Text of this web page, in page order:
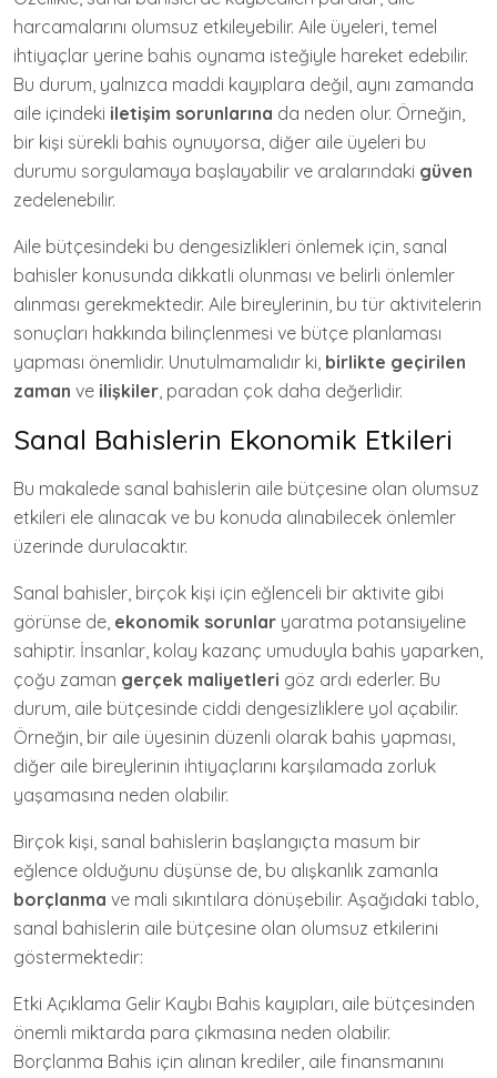
harcamalarını olumsuz etkileyebilir. Aile üyeleri, temel
ihtiyaçlar yerine bahis oynama isteğiyle hareket edebilir.
Bu durum, yalnızca maddi kayıplara değil, aynı zamanda
aile içindeki iletişim sorunlarına da neden olur. Örneğin,
bir kişi sürekli bahis oynuyorsa, diğer aile üyeleri bu
durumu sorgulamaya başlayabilir ve aralarındaki güven
zedelenebilir.
Aile bütçesindeki bu dengesizlikleri önlemek için, sanal
bahisler konusunda dikkatli olunması ve belirli önlemler
alınması gerekmektedir. Aile bireylerinin, bu tür aktivitelerin
sonuçları hakkında bilinçlenmesi ve bütçe planlaması
yapması önemlidir. Unutulmamalıdır ki, birlikte geçirilen
zaman ve ilişkiler, paradan çok daha değerlidir.
Sanal Bahislerin Ekonomik Etkileri
Bu makalede sanal bahislerin aile bütçesine olan olumsuz
etkileri ele alınacak ve bu konuda alınabilecek önlemler
üzerinde durulacaktır.
Sanal bahisler, birçok kişi için eğlenceli bir aktivite gibi
görünse de, ekonomik sorunlar yaratma potansiyeline
sahiptir. İnsanlar, kolay kazanç umuduyla bahis yaparken,
çoğu zaman gerçek maliyetleri göz ardı ederler. Bu
durum, aile bütçesinde ciddi dengesizliklere yol açabilir.
Örneğin, bir aile üyesinin düzenli olarak bahis yapması,
diğer aile bireylerinin ihtiyaçlarını karşılamada zorluk
yaşamasına neden olabilir.
Birçok kişi, sanal bahislerin başlangıçta masum bir
eğlence olduğunu düşünse de, bu alışkanlık zamanla
borçlanma ve mali sıkıntılara dönüşebilir. Aşağıdaki tablo,
sanal bahislerin aile bütçesine olan olumsuz etkilerini
göstermektedir:
Etki Açıklama Gelir Kaybı Bahis kayıpları, aile bütçesinden
önemli miktarda para çıkmasına neden olabilir.
Borçlanma Bahis için alınan krediler, aile finansmanını